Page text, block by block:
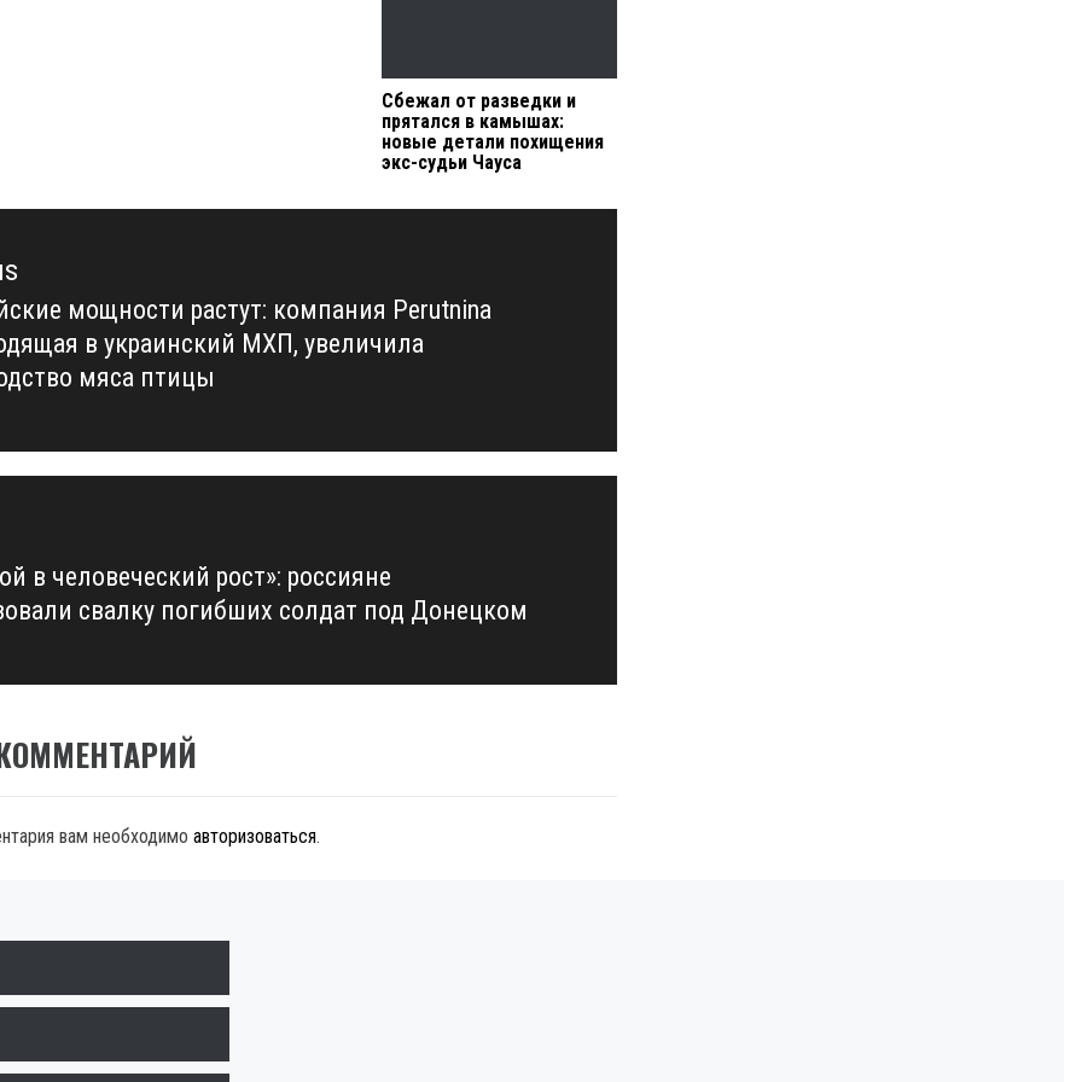
Сбежал от разведки и
прятался в камышах:
новые детали похищения
экс-судьи Чауса
мощности растут: компания Perutnina
в украинский МХП, увеличила
мяса птицы
в человеческий рост»: россияне
свалку погибших солдат под Донецком
вам необходимо авторизоваться.